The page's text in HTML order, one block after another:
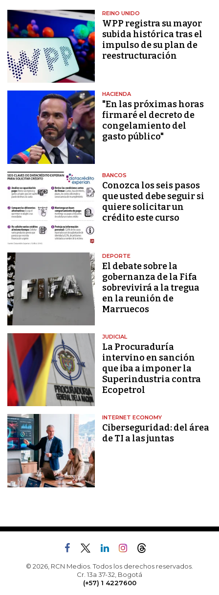
REINO UNIDO
WPP registra su mayor
subida histórica tras el
impulso de su plan de
reestructuración
HACIENDA
"En las próximas horas
firmaré el decreto de
congelamiento del
gasto público"
BANCOS
Conozca los seis pasos
que usted debe seguir si
quiere solicitar un
crédito este curso
DEPORTE
El debate sobre la
gobernanza de la Fifa
sobrevivirá a la tregua
en la reunión de
Marruecos
JUDICIAL
La Procuraduría
intervino en sanción
que iba a imponer la
Superindustria contra
Ecopetrol
INTERNET ECONOMY
Ciberseguridad: del área
de TI a las juntas
© 2026, RCN Medios. Todos los derechos reservados.
Cr. 13a 37-32, Bogotá
(+57) 1 4227600